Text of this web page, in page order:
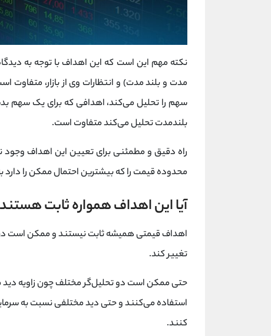
نکته مهم این است که این اهداف با توجه به
سهم را تحلیل می‌کند، اهدافی که برای یک سهم
بلندمدت تحلیل می‌کند متفاوت است.
راه دقیق و مطمئنی برای تعیین این اهداف وجود
محدوده قیمت را که بیشترین احتمال ممکن را
آیا این اهداف همواره ثابت
اهداف قیمتی همیشه ثابت نیستند و ممکن است در
تغییر کند.
حتی ممکن است دو تحلیل‌گر مختلف چون زاویه دید
استفاده می‌کنند و حتی دید مختلفی نسبت به
کنند.